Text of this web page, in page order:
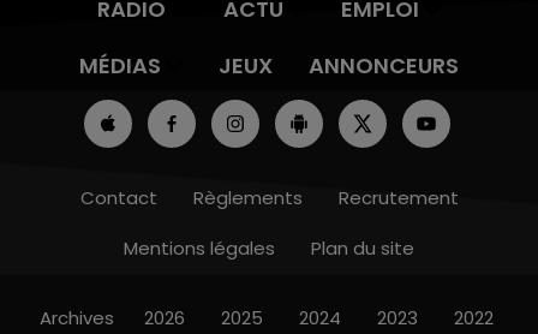
RADIO ACTU
EMPLOI
MÉDIAS
JEUX ANNONCEURS
Contact Règlements
Recrutement
Mentions légales
Plan du site
Archives 2026 2025 2024 2023 2022